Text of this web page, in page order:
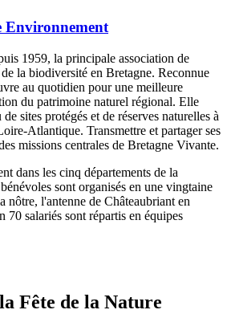
Environnement
1959, la principale association de
la biodiversité en Bretagne. Reconnue
au quotidien pour une meilleure
du patrimoine naturel régional. Elle
sites protégés et de réserves naturelles à
Atlantique. Transmettre et partager ses
missions centrales de Bretagne Vivante.
dans les cinq départements de la
sont organisés en une vingtaine
nôtre, l'antenne de Châteaubriant en
salariés sont répartis en équipes
Fête de la Nature